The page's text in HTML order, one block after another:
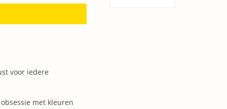
voor iedere
met kleuren